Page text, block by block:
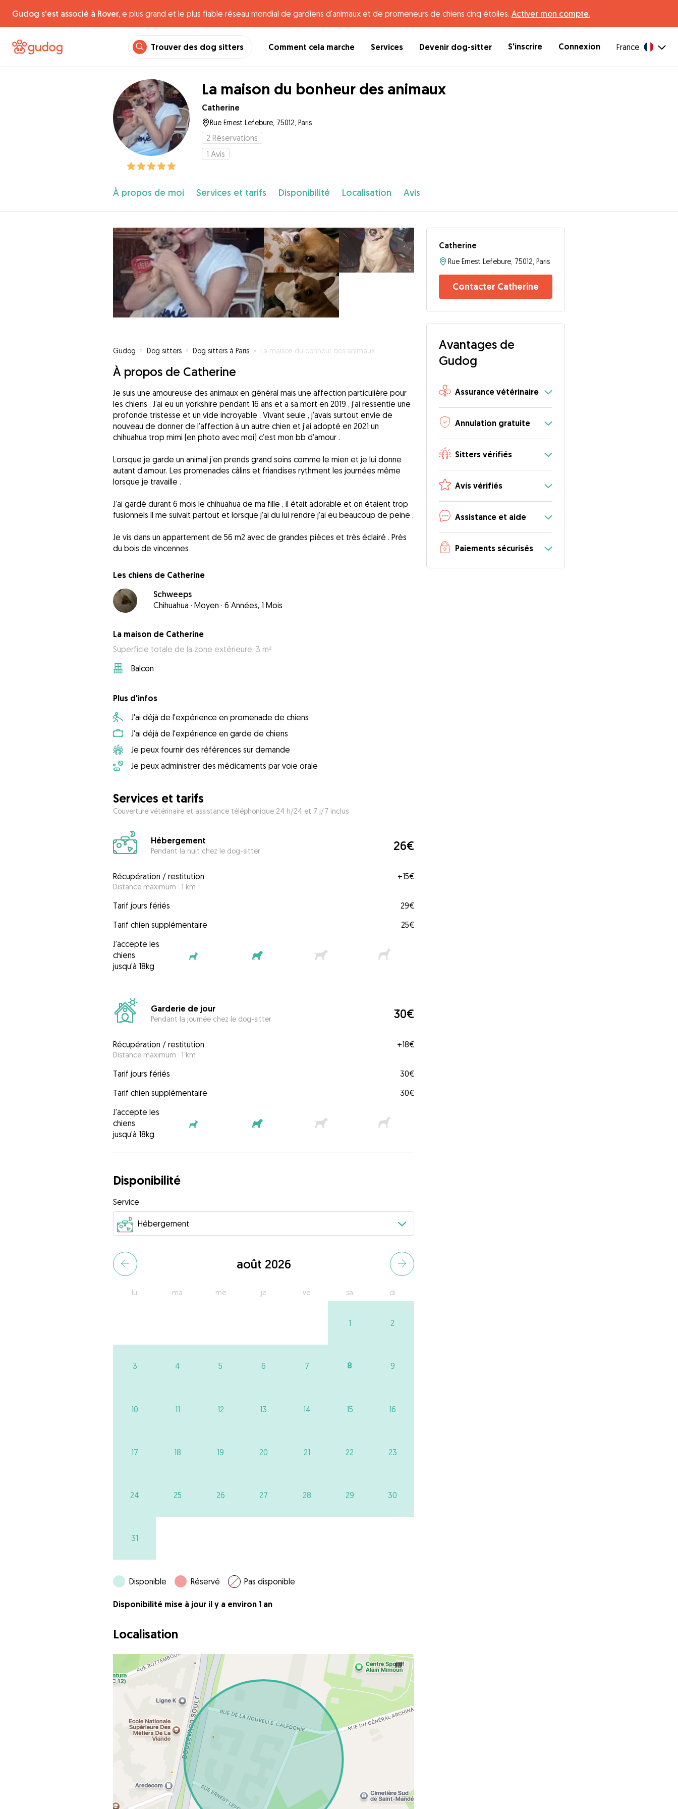
Gudog s'est associé à Rover, e plus grand et le plus fiable réseau mondial de gardiens d'animaux et de promeneurs de chiens cinq étoiles. Activer mon compte.
Trouver des dog sitters Comment cela marche Services Devenir dog-sitter S'inscrire Connexion France
La maison du bonheur des animaux
Catherine
Rue Ernest Lefebure, 75012, Paris
2 Réservations
1 Avis
À propos de moi Services et tarifs Disponibilité Localisation Avis
Gudog » Dog sitters » Dog sitters à Paris » La maison du bonheur des animaux
À propos de Catherine
Je suis une amoureuse des animaux en général mais une affection particulière pour
les chiens . J’ai eu un yorkshire pendant 16 ans et a sa mort en 2019 , j’ai ressentie une
profonde tristesse et un vide incroyable . Vivant seule , j’avais surtout envie de
nouveau de donner de l’affection à un autre chien et j’ai adopté en 2021 un
chihuahua trop mimi (en photo avec moi) c’est mon bb d’amour .
Lorsque je garde un animal j’en prends grand soins comme le mien et je lui donne
autant d’amour. Les promenades câlins et friandises rythment les journées même
lorsque je travaille .
J’ai gardé durant 6 mois le chihuahua de ma fille , il était adorable et on étaient trop
fusionnels Il me suivait partout et lorsque j’ai du lui rendre j’ai eu beaucoup de peine .
Je vis dans un appartement de 56 m2 avec de grandes pièces et très éclairé . Près
du bois de vincennes
Les chiens de Catherine
Schweeps
Chihuahua · Moyen · 6 Années, 1 Mois
La maison de Catherine
Superficie totale de la zone extérieure: 3 m²
Balcon
Plus d'infos
J'ai déjà de l'expérience en promenade de chiens
J'ai déjà de l'expérience en garde de chiens
Je peux fournir des références sur demande
Je peux administrer des médicaments par voie orale
Services et tarifs
Couverture vétérinaire et assistance téléphonique 24 h/24 et 7 j/7 inclus
Hébergement
Pendant la nuit chez le dog-sitter 26€
Récupération / restitution
Distance maximum : 1 km
+15€
Tarif jours fériés
29€
Tarif chien supplémentaire
25€
J'accepte les
chiens
jusqu'à 18kg
Garderie de jour
Pendant la journée chez le dog-sitter 30€
Récupération / restitution
Distance maximum : 1 km
+18€
Tarif jours fériés
30€
Tarif chien supplémentaire
30€
J'accepte les
chiens
jusqu'à 18kg
Disponibilité
Service
août 2026
lu ma me je ve sa di
1 2
3 4 5 6 7 8 9
10 11 12 13 14 15 16
17 18 19 20 21 22 23
24 25 26 27 28 29 30
31
Disponible Réservé Pas disponible
Disponibilité mise à jour il y a environ 1 an
Localisation
Catherine
Rue Ernest Lefebure, 75012, Paris
Contacter Catherine
Avantages de
Gudog
Assurance vétérinaire
Annulation gratuite
Sitters vérifiés
Avis vérifiés
Assistance et aide
Paiements sécurisés